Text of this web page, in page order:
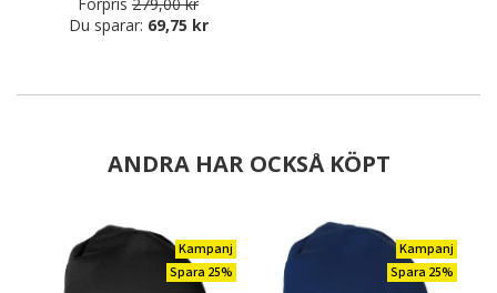
Du sparar: 69,75 kr
ANDRA HAR OCKSÅ KÖPT
Kampanj
Spara 25%
Kampanj
Spara 25%